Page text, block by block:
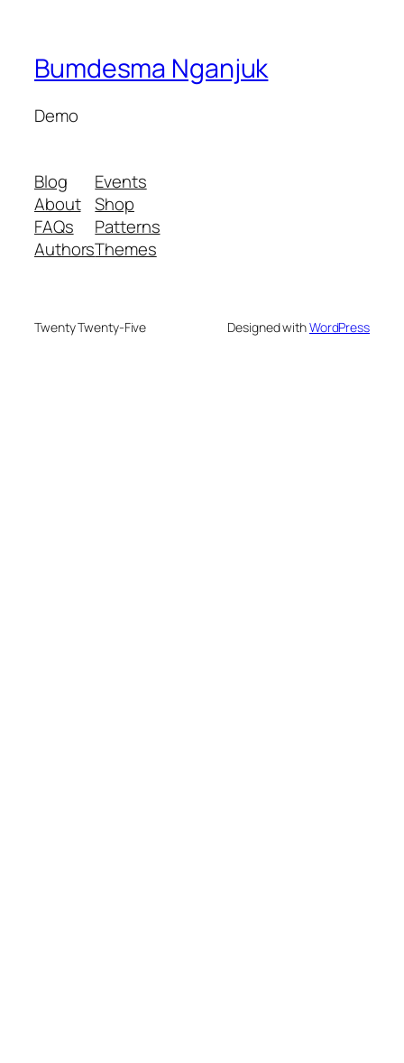
Bumdesma Nganjuk
Demo
Blog
About
FAQs
Authors
Events
Shop
Patterns
Themes
Twenty Twenty-Five Designed withWordPress